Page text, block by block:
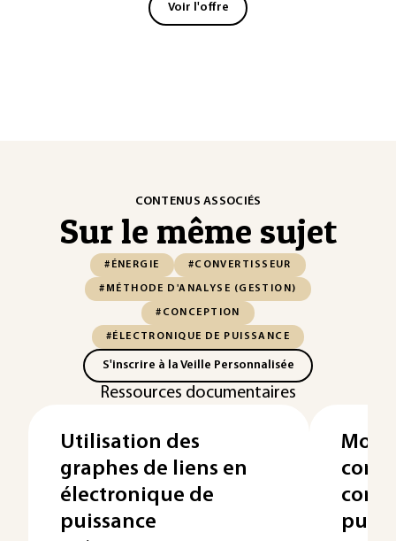
Voir l'offre
CONTENUS ASSOCIÉS
Sur le même sujet
#ÉNERGIE #CONVERTISSEUR
#MÉTHODE D'ANALYSE (GESTION)
#CONCEPTION
#ÉLECTRONIQUE DE PUISSANCE
S'inscrire à la Veille Personnalisée
Ressources documentaires
Utilisation des
graphes de liens en
électronique de
puissance